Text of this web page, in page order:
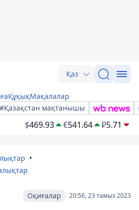
Қаз
ҚұқықМақалалар
#Қазақстан мақтанышы
$469.93 €541.64 ₽5.71
20:56, 23 тамыз 2023
Оқиғалар